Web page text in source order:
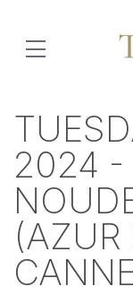
2024 -
(AZUR